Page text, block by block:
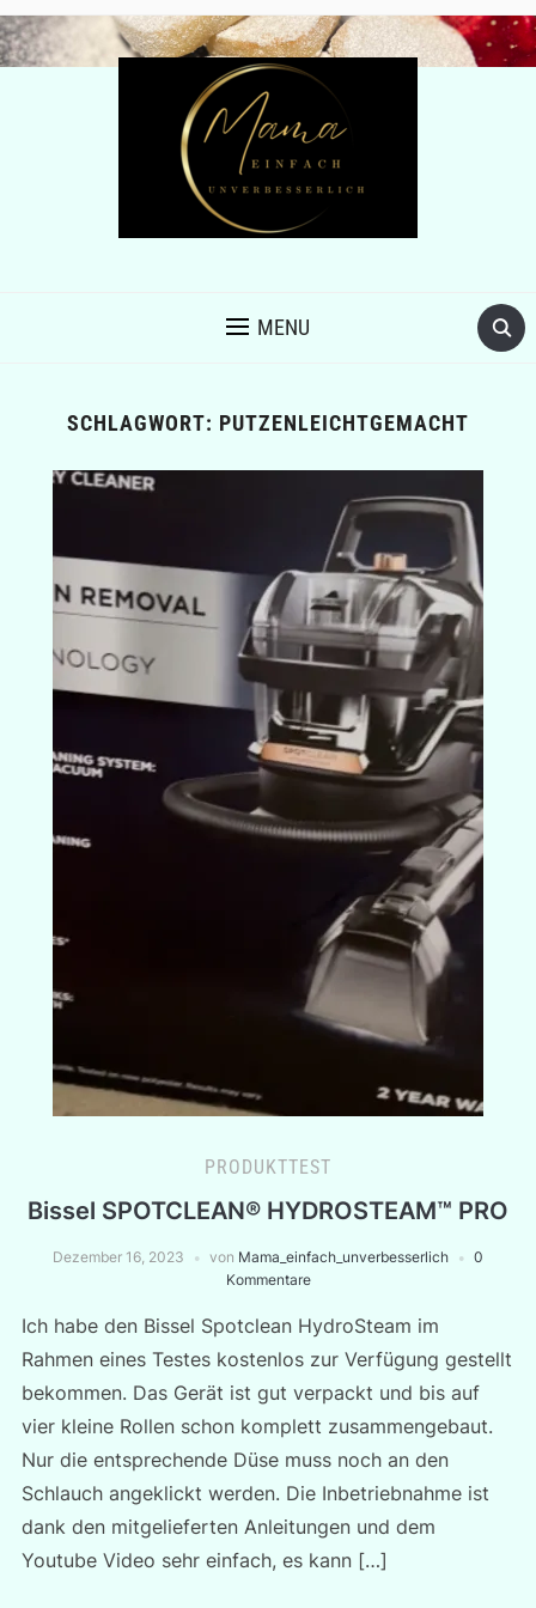
MENU
SCHLAGWORT: PUTZENLEICHTGEMACHT
PRODUKTTEST
Bissel SPOTCLEAN® HYDROSTEAM™ PRO
Dezember 16, 2023 von Mama_einfach_unverbesserlich
0
Kommentare
Ich habe den Bissel Spotclean HydroSteam im
Rahmen eines Testes kostenlos zur Verfügung gestellt
bekommen. Das Gerät ist gut verpackt und bis auf
vier kleine Rollen schon komplett zusammengebaut.
Nur die entsprechende Düse muss noch an den
Schlauch angeklickt werden. Die Inbetriebnahme ist
dank den mitgelieferten Anleitungen und dem
Youtube Video sehr einfach, es kann […]